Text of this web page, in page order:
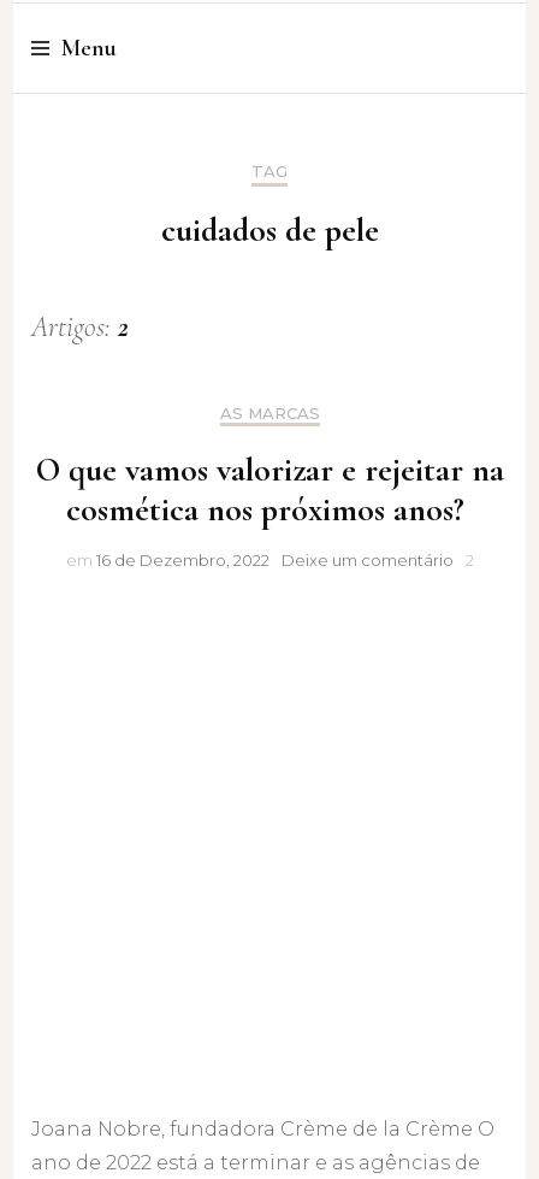
Cristina Amaro
Menu
TAG
cuidados de pele
Artigos:2
AS MARCAS
O que vamos valorizar e rejeitar na
cosmética nos próximos anos?
em 16 de Dezembro, 2022 Deixe um comentárioO2
Joana Nobre, fundadora Crème de la Crème O
ano de 2022 está a terminar e as agências de